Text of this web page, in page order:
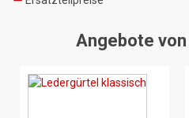
Angebote von